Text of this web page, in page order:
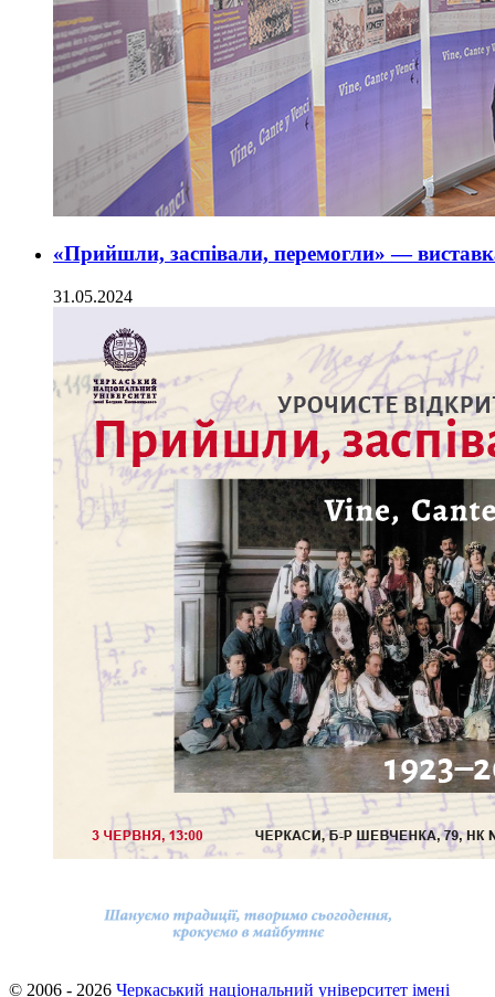
«Прийшли, заспівали, перемогли» —
31.05.2024
© 2006 - 2026 Черкаський національний університет імені